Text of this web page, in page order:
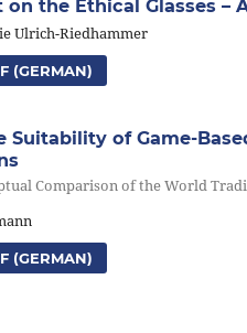
on the Ethical Glasses
Ulrich-Riedhammer
(GERMAN)
Suitability of Game-
Comparison of the World
(GERMAN)